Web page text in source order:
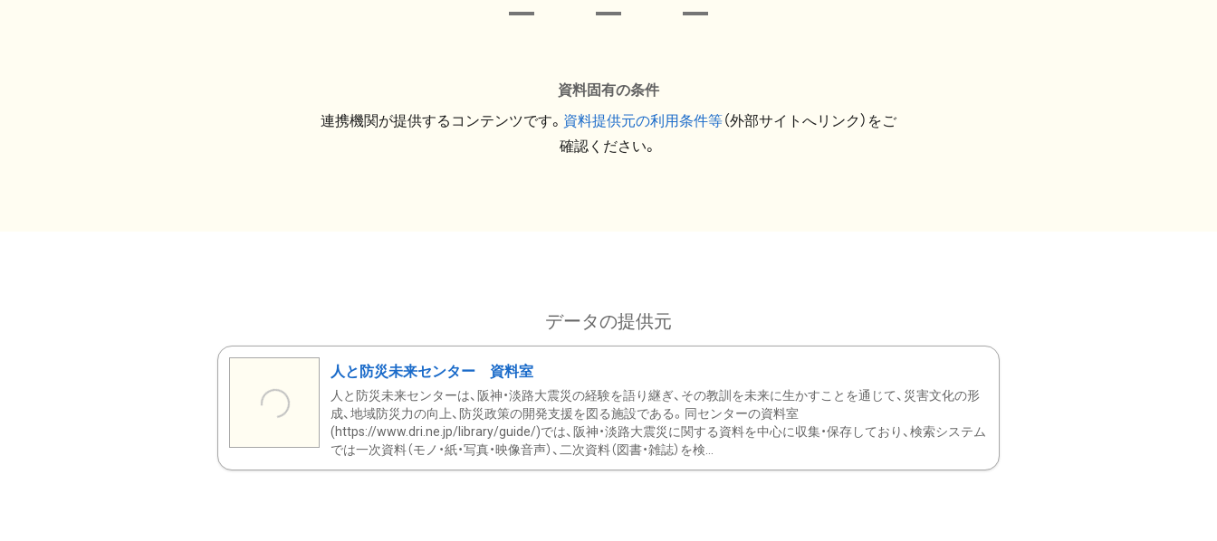
資料固有の条件
連携機関が提供するコンテンツです。 資料提供元の利用条件等（外部サイトへリンク）をご
確認ください。
データの提供元
人と防災未来センター 資料室
人と防災未来センターは、阪神・淡路大震災の経験を語り継ぎ、その教訓を未来に生かすことを通じて、災害文化の形
成、地域防災力の向上、防災政策の開発支援を図る施設である。同センターの資料室
(https://www.dri.ne.jp/library/guide/)では、阪神・淡路大震災に関する資料を中心に収集・保存しており、検索システム
では一次資料（モノ・紙・写真・映像音声）、二次資料（図書・雑誌）を検...